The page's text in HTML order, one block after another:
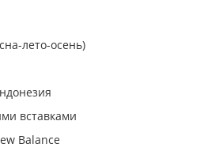
лето-осень)
вставками
Balance